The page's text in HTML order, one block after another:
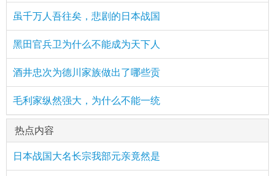
虽千万人吾往矣，悲剧的日本战国
黑田官兵卫为什么不能成为天下人
酒井忠次为德川家族做出了哪些贡
毛利家纵然强大，为什么不能一统
热点内容
日本战国大名长宗我部元亲竟然是